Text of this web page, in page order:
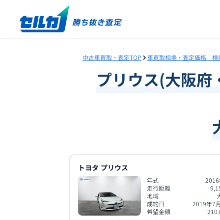
中古車買取・査定TOP 車買取相場・査定価格 検
プリウス(大阪府
トヨタ プリウス
年式
走行距離
地域
成約日
2019年7
希望金額